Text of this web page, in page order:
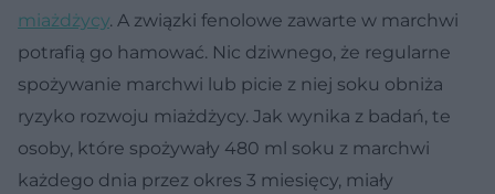
miażdżycy. A związki fenolowe zawarte w marchwi
potrafią go hamować. Nic dziwnego, że regularne
spożywanie marchwi lub picie z niej soku obniża
ryzyko rozwoju miażdżycy. Jak wynika z badań, te
osoby, które spożywały 480 ml soku z marchwi
każdego dnia przez okres 3 miesięcy, miały